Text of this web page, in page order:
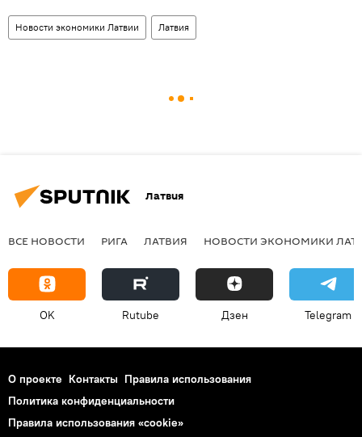
Новости экономики Латвии Латвия
Латвия
ВСЕ НОВОСТИ РИГА ЛАТВИЯ НОВОСТИ ЭКОНОМИКИ
OK Rutube Дзен Telegram
О проекте Контакты Правила использования
Политика конфиденциальности
Правила использования «cookie»